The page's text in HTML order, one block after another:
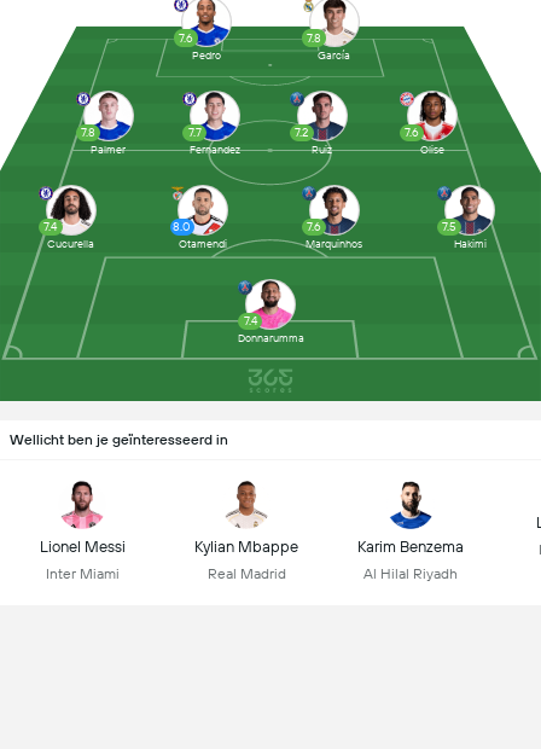
7.4
Donnarumma
7.2
Ruiz
7.8
García
7.8
Palmer
7.6
Olise
7.6
Pedro
7.4
Cucurella
7.5
Hakimi
7.6
Marquinhos
8.0
Otamendi
7.7
Fernandez
Wellicht ben je geïnteresseerd in
Lionel Messi
Inter Miami
Kylian Mbappe
Real Madrid
Karim Benzema
Al Hilal Riyadh